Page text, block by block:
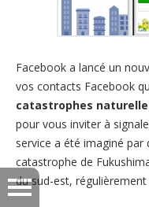
Facebook a lancé un
vos contacts Facebook
catastrophes
pour vous inviter à
service a été imaginé par
catastrophe de
du sud-est,